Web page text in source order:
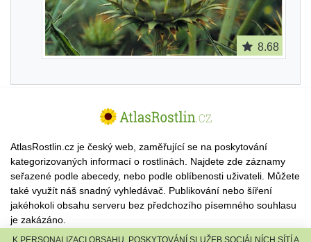
8.68
AtlasRostlin.cz je český web, zaměřující se na poskytování
kategorizovaných informací o rostlinách. Najdete zde záznamy
seřazené podle abecedy, nebo podle oblíbenosti uživateli. Můžete
také využít náš snadný vyhledávač. Publikování nebo šíření
jakéhokoli obsahu serveru bez předchozího písemného souhlasu
je zakázáno.
K PERSONALIZACI OBSAHU, POSKYTOVÁNÍ SLUŽEB SOCIÁLNÍCH SÍTÍ A